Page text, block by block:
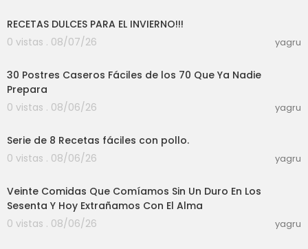
RECETAS DULCES PARA EL INVIERNO!!!
0 vistas . 08/07/26
yagru
30 Postres Caseros Fáciles de los 70 Que Ya Nadie
Prepara
0 vistas . 08/06/26
yagru
Serie de 8 Recetas fáciles con pollo.
0 vistas . 08/06/26
yagru
Veinte Comidas Que Comíamos Sin Un Duro En Los
Sesenta Y Hoy Extrañamos Con El Alma
0 vistas . 08/06/26
yagru